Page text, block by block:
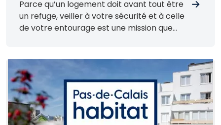
Parce qu’un logement doit avant tout être
un refuge, veiller à votre sécurité et à celle
de votre entourage est une mission que
vigilance partagée permettent de prévenir
la majorité des accidents domestiques et
de garantir la tranquillité de tous, dans
votre logement comme dans les parties
communes.